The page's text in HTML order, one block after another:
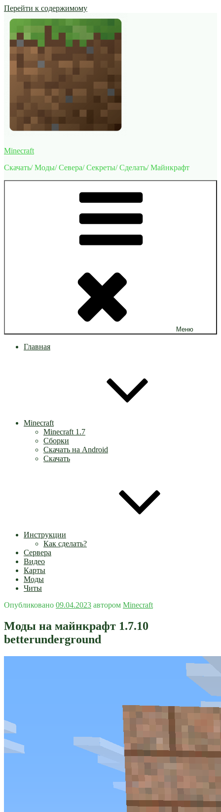
Перейти к содержимому
Minecraft
Скачать/ Моды/ Севера/ Секреты/ Сделать/ Майнкрафт
Меню
Главная
Minecraft
Minecraft 1.7
Сборки
Скачать на Android
Скачать
Инструкции
Как сделать?
Сервера
Видео
Карты
Моды
Читы
Опубликовано 09.04.2023 автором Minecraft
Моды на майнкрафт 1.7.10
betterunderground